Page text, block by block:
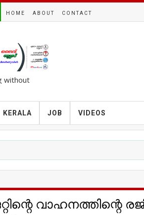
HOME ABOUT CONTACT
without
KERALA JOB VIDEOS
വാഹനത്തിന്റെ